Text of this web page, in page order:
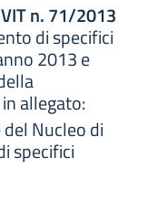
n. 71/2013
di specifici
2013 e
allegato:
Nucleo di
specifici